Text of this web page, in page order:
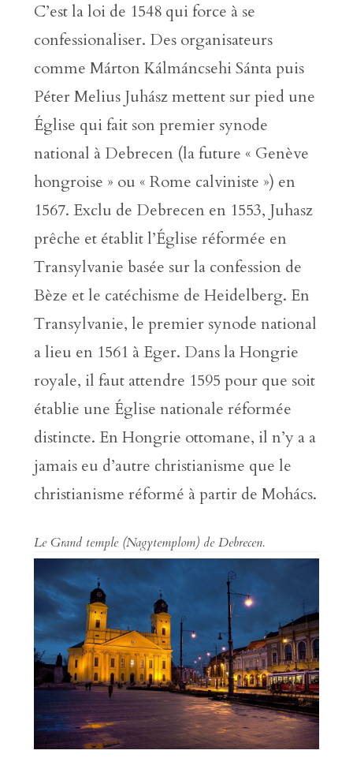
C’est la loi de 1548 qui force à se
confessionaliser. Des organisateurs
comme Márton Kálmáncsehi Sánta puis
Péter Melius Juhász mettent sur pied une
Église qui fait son premier synode
national à Debrecen (la future « Genève
hongroise » ou « Rome calviniste ») en
1567. Exclu de Debrecen en 1553, Juhasz
prêche et établit l’Église réformée en
Transylvanie basée sur la confession de
Bèze et le catéchisme de Heidelberg. En
Transylvanie, le premier synode national
a lieu en 1561 à Eger. Dans la Hongrie
royale, il faut attendre 1595 pour que soit
établie une Église nationale réformée
distincte. En Hongrie ottomane, il n’y a a
jamais eu d’autre christianisme que le
christianisme réformé à partir de Mohács.
Le Grand temple (Nagytemplom) de Debrecen.